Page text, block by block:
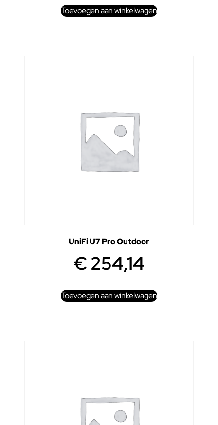
Toevoegen aan winkelwagen
UniFi U7 Pro Outdoor
€254,14
Toevoegen aan winkelwagen